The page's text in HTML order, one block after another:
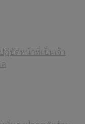
บัติหน้าที่เป็นเจ้า